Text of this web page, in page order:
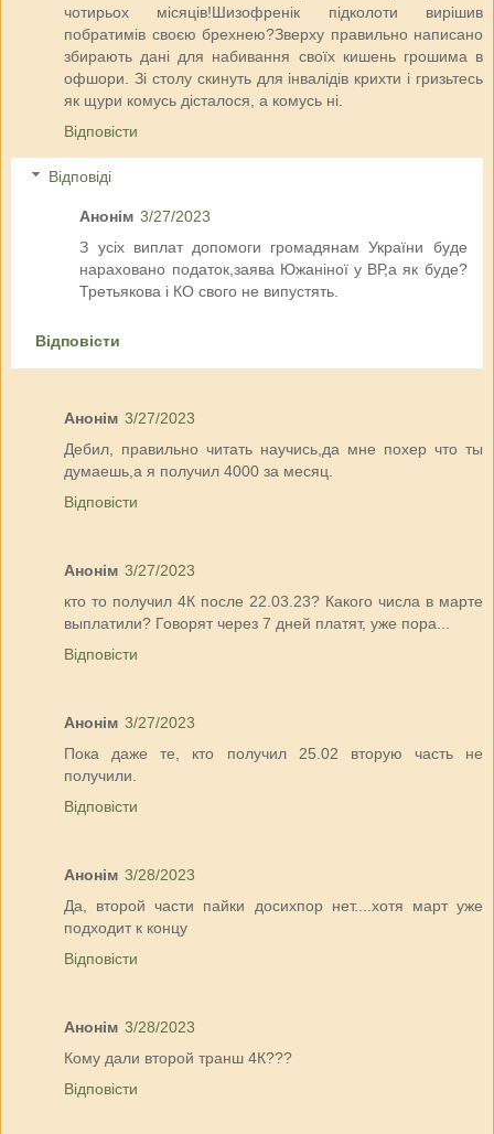
чотирьох місяців!Шизофренік підколоти вирішив
побратимів своєю брехнею?Зверху правильно написано
збирають дані для набивання своїх кишень грошима в
офшори. Зі столу скинуть для інвалідів крихти і гризьтесь
як щури комусь дісталося, а комусь ні.
Відповісти
Відповіді
Анонім 3/27/2023
З усіх виплат допомоги громадянам України буде
нараховано податок,заява Южаніної у ВР,а як буде?
Третьякова і КО свого не випустять.
Відповісти
Анонім 3/27/2023
Дебил, правильно читать научись,да мне похер что ты
думаешь,а я получил 4000 за месяц.
Відповісти
Анонім 3/27/2023
кто то получил 4К после 22.03.23? Какого числа в марте
выплатили? Говорят через 7 дней платят, уже пора...
Відповісти
Анонім 3/27/2023
Пока даже те, кто получил 25.02 вторую часть не
получили.
Відповісти
Анонім 3/28/2023
Да, второй части пайки досихпор нет....хотя март уже
подходит к концу
Відповісти
Анонім 3/28/2023
Кому дали второй транш 4К???
Відповісти